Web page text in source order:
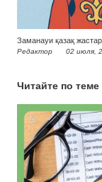
Заманауи қазақ
Редактор 02 июля,
Читайте по теме